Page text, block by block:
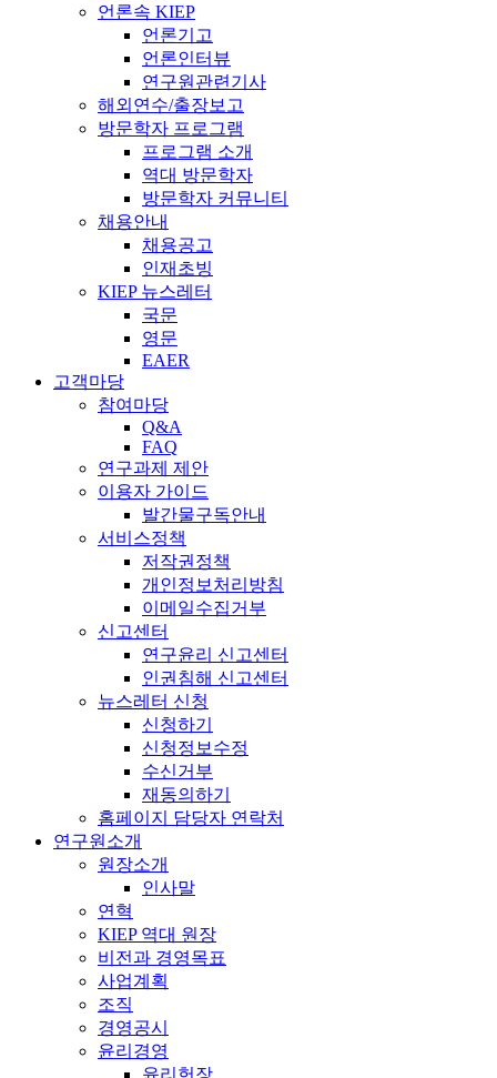
언론속 KIEP
언론기고
언론인터뷰
연구원관련기사
해외연수/출장보고
방문학자 프로그램
프로그램 소개
역대 방문학자
방문학자 커뮤니티
채용안내
채용공고
인재초빙
KIEP 뉴스레터
국문
영문
EAER
고객마당
참여마당
Q&A
FAQ
연구과제 제안
이용자 가이드
발간물구독안내
서비스정책
저작권정책
개인정보처리방침
이메일수집거부
신고센터
연구윤리 신고센터
인권침해 신고센터
뉴스레터 신청
신청하기
신청정보수정
수신거부
재동의하기
홈페이지 담당자 연락처
연구원소개
원장소개
인사말
연혁
KIEP 역대 원장
비전과 경영목표
사업계획
조직
경영공시
윤리경영
윤리헌장